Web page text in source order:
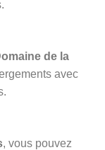
de la
avec
, vous pouvez